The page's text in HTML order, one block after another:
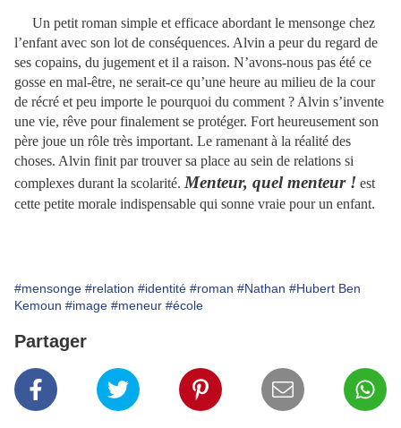
Un petit roman simple et efficace abordant le mensonge chez
l’enfant avec son lot de conséquences. Alvin a peur du regard de
ses copains, du jugement et il a raison. N’avons-nous pas été ce
gosse en mal-être, ne serait-ce qu’une heure au milieu de la cour
de récré et peu importe le pourquoi du comment ? Alvin s’invente
une vie, rêve pour finalement se protéger. Fort heureusement son
père joue un rôle très important. Le ramenant à la réalité des
choses. Alvin finit par trouver sa place au sein de relations si
complexes durant la scolarité. Menteur, quel menteur ! est
cette petite morale indispensable qui sonne vraie pour un enfant.
#mensonge #relation #identité #roman #Nathan #Hubert Ben
Kemoun #image #meneur #école
Partager